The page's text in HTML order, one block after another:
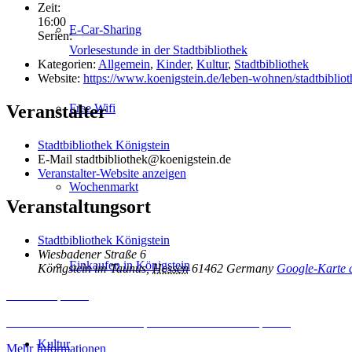
E-Car-Sharing
Free Wifi
Wochenmarkt
Einkaufen in Königstein
Kultur
Zeit:
16:00
Serien:
Vorlesestunde in der Stadtbibliothek
Kategorien: Allgemein, Kinder, Kultur, Stadtbibliothek
Website: https://www.koenigstein.de/leben-wohnen/
Veranstalter
Stadtbibliothek Königstein
E-Mail stadtbibliothek@koenigstein.de
Veranstalter-Website anzeigen
Veranstaltungsort
Stadtbibliothek Königstein
Wiesbadener Straße 6
Königstein im Taunus, Hessen 61462 Germany Google-Karte
Mehr Informationen